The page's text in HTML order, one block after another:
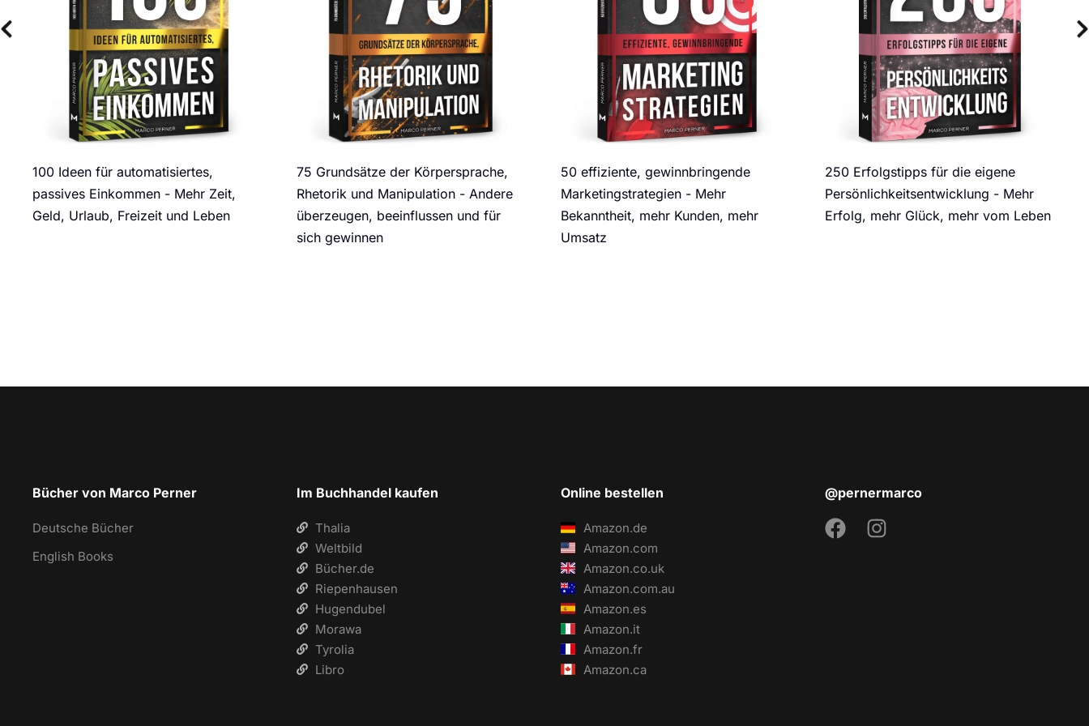
100 Ideen für automatisiertes,
passives Einkommen - Mehr Zeit,
Geld, Urlaub, Freizeit und Leben
75 Grundsätze der Körpersprache,
Rhetorik und Manipulation - Andere
überzeugen, beeinflussen und für
sich gewinnen
50 effiziente, gewinnbringende
Marketingstrategien - Mehr
Bekanntheit, mehr Kunden, mehr
Umsatz
250 Erfolgstipps für die eigene
Persönlichkeitsentwicklung - Mehr
Erfolg, mehr Glück, mehr vom Leben
Bücher von Marco Perner
Deutsche Bücher
English Books
Im Buchhandel kaufen
Thalia
Weltbild
Bücher.de
Riepenhausen
Hugendubel
Morawa
Tyrolia
Libro
Online bestellen
Amazon.de
Amazon.com
Amazon.co.uk
Amazon.com.au
Amazon.es
Amazon.it
Amazon.fr
Amazon.ca
@pernermarco